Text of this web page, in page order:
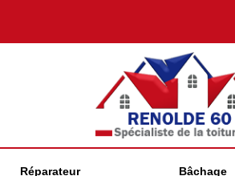
Réparateur
Bâchage